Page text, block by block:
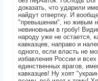
доказать, что ударили
найдут отвертку. И
"превышении", но живым
невиновным в гробу!
народу уже не остается,
кавказцев, направо и
одного, если власть не
избавления России и
единственных врагов,
кавказцев! Ну хоят